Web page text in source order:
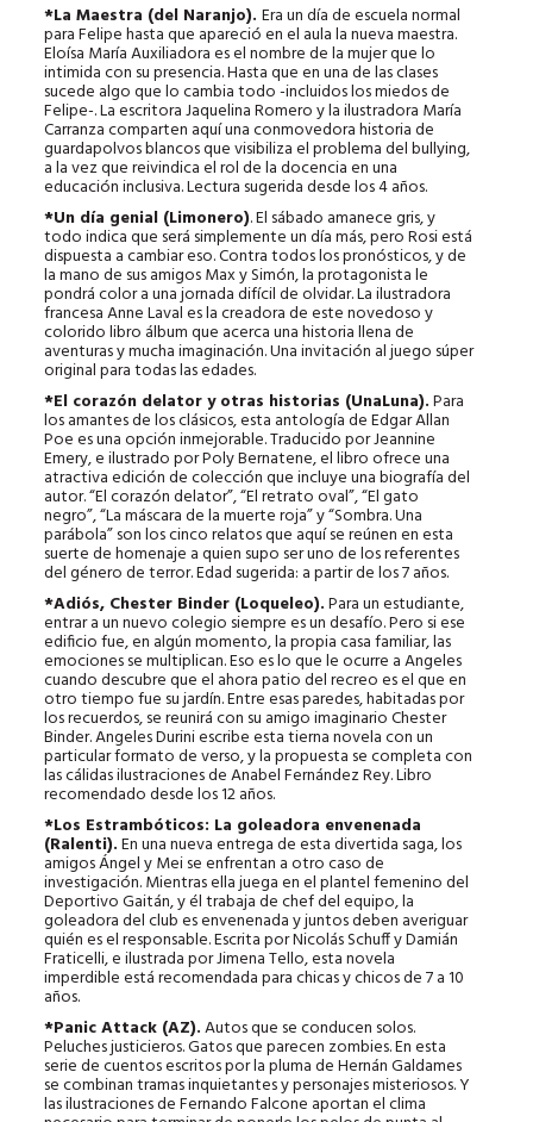
*La Maestra (del Naranjo).Era un día de escuela normal
para Felipe hasta que apareció en el aula la nueva maestra.
Eloísa María Auxiliadora es el nombre de la mujer que lo
intimida con su presencia. Hasta que en una de las clases
sucede algo que lo cambia todo -incluidos los miedos de
Felipe-. La escritora Jaquelina Romero y la ilustradora María
Carranza comparten aquí una conmovedora historia de
guardapolvos blancos que visibiliza el problema del bullying,
a la vez que reivindica el rol de la docencia en una
educación inclusiva. Lectura sugerida desde los 4 años.
*Un día genial (Limonero). El sábado amanece gris, y
todo indica que será simplemente un día más, pero Rosi está
dispuesta a cambiar eso. Contra todos los pronósticos, y de
la mano de sus amigos Max y Simón, la protagonista le
pondrá color a una jornada difícil de olvidar. La ilustradora
francesa Anne Laval es la creadora de este novedoso y
colorido libro álbum que acerca una historia llena de
aventuras y mucha imaginación. Una invitación al juego súper
original para todas las edades.
*El corazón delator y otras historias (UnaLuna).Para
los amantes de los clásicos, esta antología de Edgar Allan
Poe es una opción inmejorable. Traducido por Jeannine
Emery, e ilustrado por Poly Bernatene, el libro ofrece una
atractiva edición de colección que incluye una biografía del
autor. “El corazón delator”, “El retrato oval”, “El gato
negro”, “La máscara de la muerte roja” y “Sombra. Una
parábola” son los cinco relatos que aquí se reúnen en esta
suerte de homenaje a quien supo ser uno de los referentes
del género de terror. Edad sugerida: a partir de los 7 años.
*Adiós, Chester Binder (Loqueleo).Para un estudiante,
entrar a un nuevo colegio siempre es un desafío. Pero si ese
edificio fue, en algún momento, la propia casa familiar, las
emociones se multiplican. Eso es lo que le ocurre a Angeles
cuando descubre que el ahora patio del recreo es el que en
otro tiempo fue su jardín. Entre esas paredes, habitadas por
los recuerdos, se reunirá con su amigo imaginario Chester
Binder. Angeles Durini escribe esta tierna novela con un
particular formato de verso, y la propuesta se completa con
las cálidas ilustraciones de Anabel Fernández Rey. Libro
recomendado desde los 12 años.
*Los Estrambóticos: La goleadora envenenada
(Ralenti).En una nueva entrega de esta divertida saga, los
amigos Ángel y Mei se enfrentan a otro caso de
investigación. Mientras ella juega en el plantel femenino del
Deportivo Gaitán, y él trabaja de chef del equipo, la
goleadora del club es envenenada y juntos deben averiguar
quién es el responsable. Escrita por Nicolás Schuff y Damián
Fraticelli, e ilustrada por Jimena Tello, esta novela
imperdible está recomendada para chicas y chicos de 7 a 10
años.
*Panic Attack (AZ).Autos que se conducen solos.
Peluches justicieros. Gatos que parecen zombies. En esta
serie de cuentos escritos por la pluma de Hernán Galdames
se combinan tramas inquietantes y personajes misteriosos. Y
las ilustraciones de Fernando Falcone aportan el clima